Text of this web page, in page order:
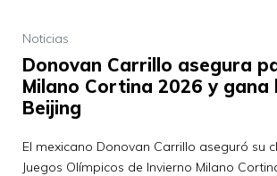
Noticias
Donovan Carrillo asegura
Milano Cortina 2026 y gana
Beijing
El mexicano Donovan Carrillo aseguró su
Juegos Olímpicos de Invierno Milano